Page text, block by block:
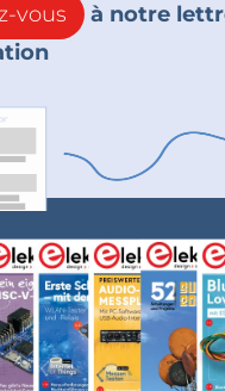
vous
à notre